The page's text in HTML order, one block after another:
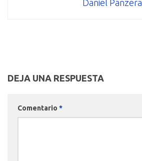
Daniel Panzera
DEJA UNA RESPUESTA
Comentario *